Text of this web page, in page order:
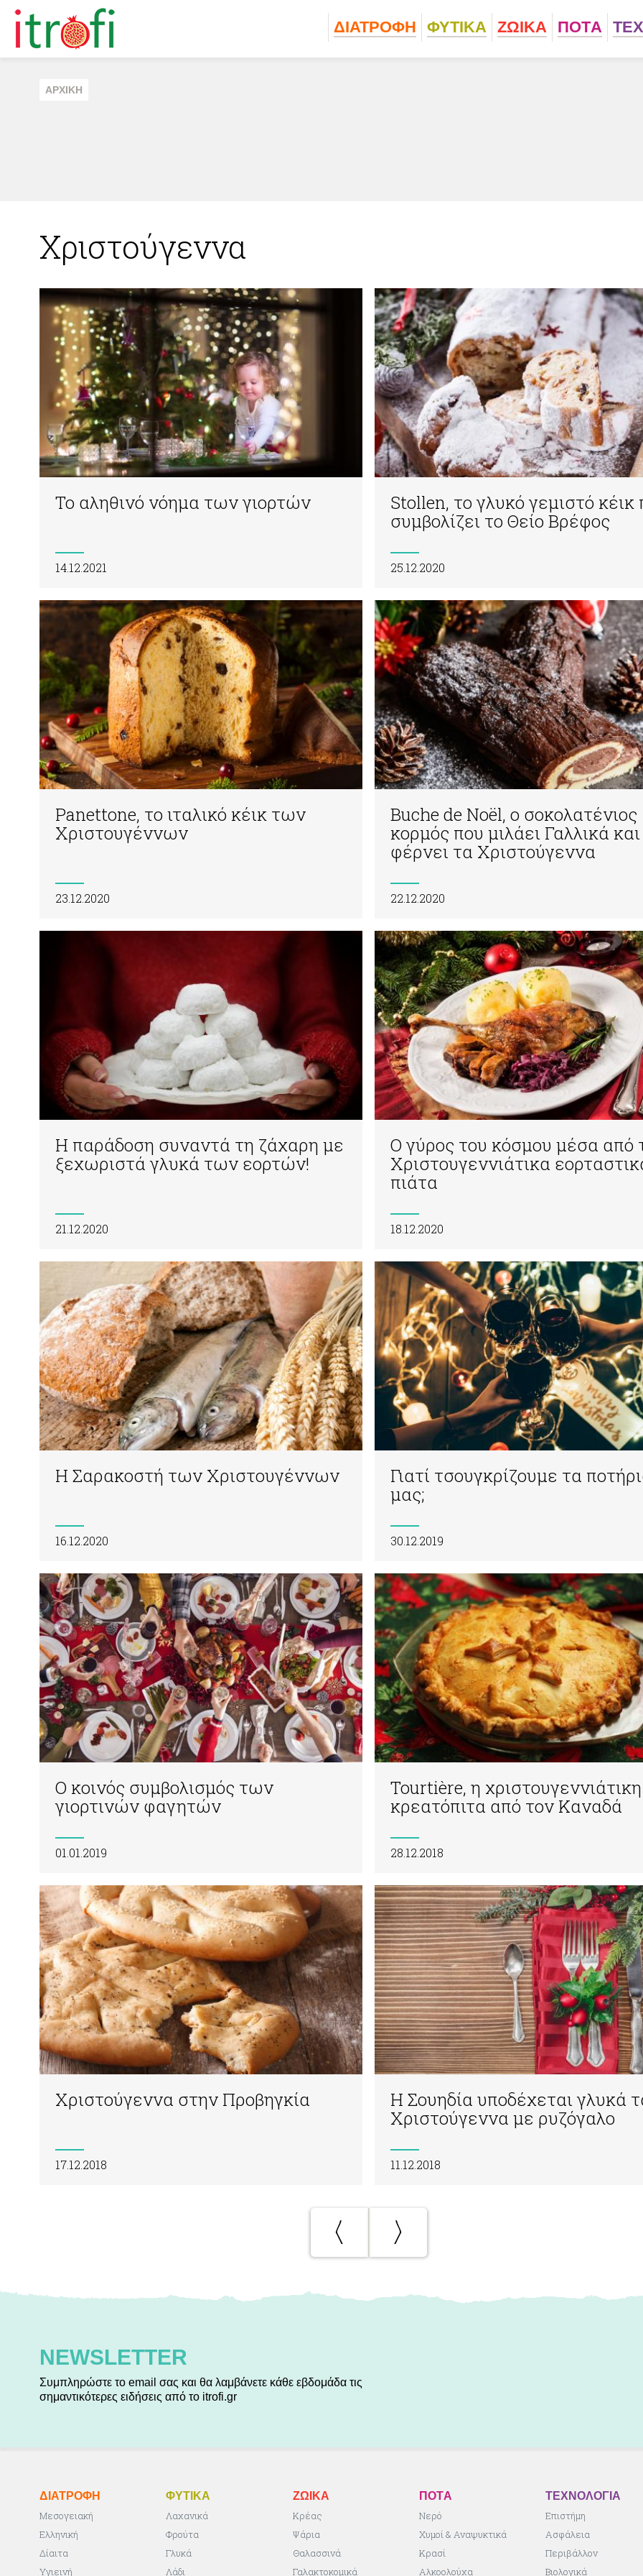
ΔΙΑΤΡΟΦΗ ΦΥΤΙΚA ΖΩΙΚA ΠΟΤA
ΑΡΧΙΚΗ
Χριστούγεννα
Το αληθινό νόημα των γιορτών
14.12.2021
Stollen, τo γλυκό γεμιστό κέικ
συμβολίζει το Θείο Βρέφος
25.12.2020
Panettone, το ιταλικό κέικ των
Χριστουγέννων
23.12.2020
Buche de Noël, o σοκολατένιος
κορμός που μιλάει Γαλλικά και
φέρνει τα Χριστούγεννα
22.12.2020
Η παράδοση συναντά τη ζάχαρη με
ξεχωριστά γλυκά των εορτών!
21.12.2020
Ο γύρος του κόσμου μέσα από
Χριστουγεννιάτικα
πιάτα
18.12.2020
Η Σαρακοστή των Χριστουγέννων
16.12.2020
Γιατί τσουγκρίζουμε τα
μας;
30.12.2019
Ο κοινός συμβολισμός των
γιορτινών φαγητών
01.01.2019
Tourtière, η χριστουγεννιάτικη
κρεατόπιτα από τον Καναδά
28.12.2018
Χριστούγεννα στην Προβηγκία
17.12.2018
Η Σουηδία υποδέχεται γλυκά
Χριστούγεννα με ρυζόγαλο
11.12.2018
NEWSLETTER
Συμπληρώστε το email σας και θα λαμβάνετε κάθε εβδομάδα τις
σημαντικότερες ειδήσεις από το itrofi.gr
ΔΙΑΤΡΟΦΗ
Μεσογειακή
Ελληνική
Δίαιτα
Υγιεινή
ΦΥΤΙΚA
Λαχανικά
Φρούτα
Γλυκά
Λάδι
ΖΩΙΚA
Κρέας
Ψάρια
Θαλασσινά
Γαλακτοκομικά
ΠΟΤA
Νερό
Χυμοί & Αναψυκτικά
Κρασί
Αλκοολούχα
ΤΕΧΝΟΛΟΓΙΑ
Επιστήμη
Ασφάλεια
Περιβάλλον
Βιολογικά